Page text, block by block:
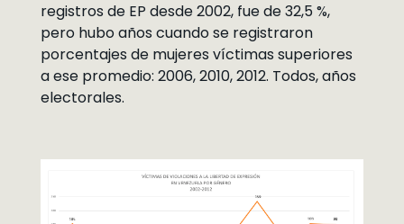
registros de EP desde 2002, fue de 32,5 %,
pero hubo años cuando se registraron
porcentajes de mujeres víctimas superiores
a ese promedio: 2006, 2010, 2012. Todos, años
electorales.